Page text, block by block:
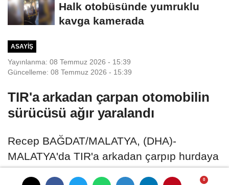
Halk otobüsünde yumruklu
kavga kamerada
ASAYIŞ
Yayınlanma: 08 Temmuz 2026 - 15:39
Güncelleme: 08 Temmuz 2026 - 15:39
TIR'a arkadan çarpan otomobilin
sürücüsü ağır yaralandı
Recep BAĞDAT/MALATYA, (DHA)-
MALATYA'da TIR'a arkadan çarpıp hurdaya
dönen otomobilin sürücüsü Selim P